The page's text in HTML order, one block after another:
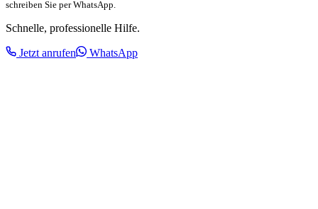
schreiben Sie per WhatsApp.
Schnelle, professionelle Hilfe.
Jetzt anrufen WhatsApp